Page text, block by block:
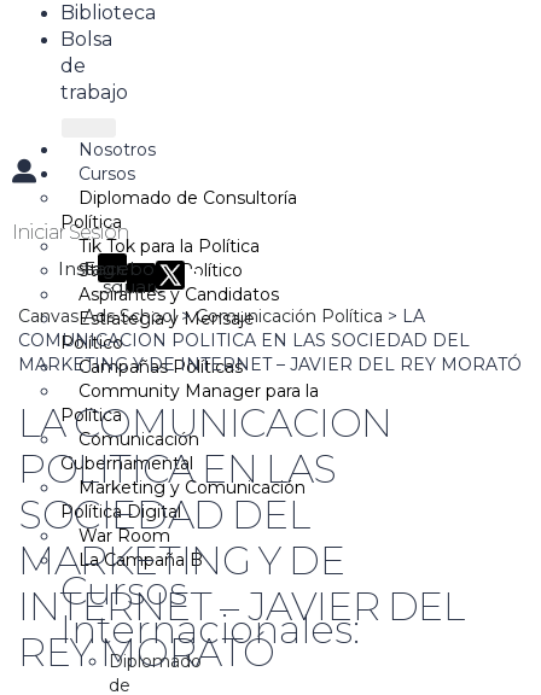
Biblioteca
Bolsa
de
trabajo
Nosotros
Cursos
Diplomado de Consultoría
Política
Tik Tok para la Política
Storytelling Político
Aspirantes y Candidatos
Estrategia y Mensaje
Político
Campañas Políticas
Community Manager para la
Política
Comunicación
Gubernamental
Marketing y Comunicación
Política Digital
War Room
La Campaña B
Cursos
Internacionales:
Diplomado
de
Iniciar Sesión
Instagram
Facebook-
square
Canvas Ads School>Comunicación Política > LA
COMUNICACION POLITICA EN LAS SOCIEDAD DEL
MARKETING Y DE INTERNET – JAVIER DEL REY MORATÓ
LA COMUNICACION
POLITICA EN LAS
SOCIEDAD DEL
MARKETING Y DE
INTERNET – JAVIER DEL
REY MORATÓ